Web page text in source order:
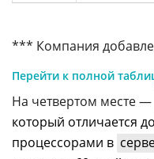
*** Компания
Перейти к полной
На четвертом месте —
который отличается
процессорами в